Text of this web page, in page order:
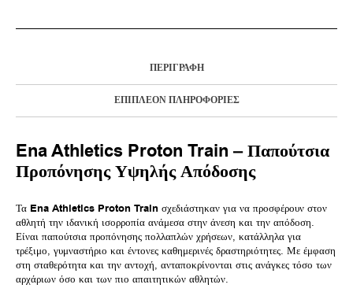
ΠΕΡΙΓΡΑΦΉ
ΕΠΙΠΛΈΟΝ ΠΛΗΡΟΦΟΡΊΕΣ
Ena Athletics Proton Train – Παπούτσια
Προπόνησης Υψηλής Απόδοσης
Τα Ena Athletics Proton Train σχεδιάστηκαν για να προσφέρουν στον
αθλητή την ιδανική ισορροπία ανάμεσα στην άνεση και την απόδοση.
Είναι παπούτσια προπόνησης πολλαπλών χρήσεων, κατάλληλα για
τρέξιμο, γυμναστήριο και έντονες καθημερινές δραστηριότητες. Με έμφαση
στη σταθερότητα και την αντοχή, ανταποκρίνονται στις ανάγκες τόσο των
αρχάριων όσο και των πιο απαιτητικών αθλητών.